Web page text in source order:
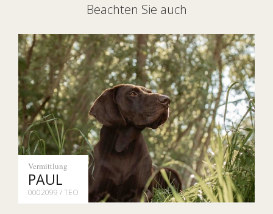
Beachten Sie auch
Vermittlung
PAUL
0002099 / TEO